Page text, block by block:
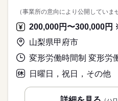
（事業所の意向により公開していま
山梨県甲府市
日曜日，祝日，その他
（ハ